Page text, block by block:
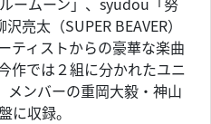
亮太（SUPER BEAVER）
ティストからの豪華な楽曲
作では２組に分かれたユニ
メンバーの重岡大毅・神山
に収録。